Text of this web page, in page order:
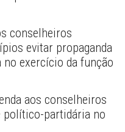
conselheiros
evitar propaganda
exercício da função
aos conselheiros
político-partidária no